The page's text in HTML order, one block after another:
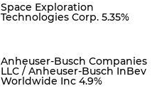
Space Exploration
Technologies Corp. 5.35%
Anheuser-Busch Companies
LLC / Anheuser-Busch InBev
Worldwide Inc 4.9%